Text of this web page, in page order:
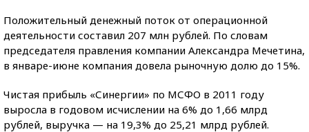
Положительный денежный поток от операционной
деятельности составил 207 млн рублей. По словам
председателя правления компании Александра Мечетина,
в январе-июне компания довела рыночную долю до 15%.
Чистая прибыль «Синергии» по МСФО в 2011 году
выросла в годовом исчислении на 6% до 1,66 млрд
рублей, выручка — на 19,3% до 25,21 млрд рублей.